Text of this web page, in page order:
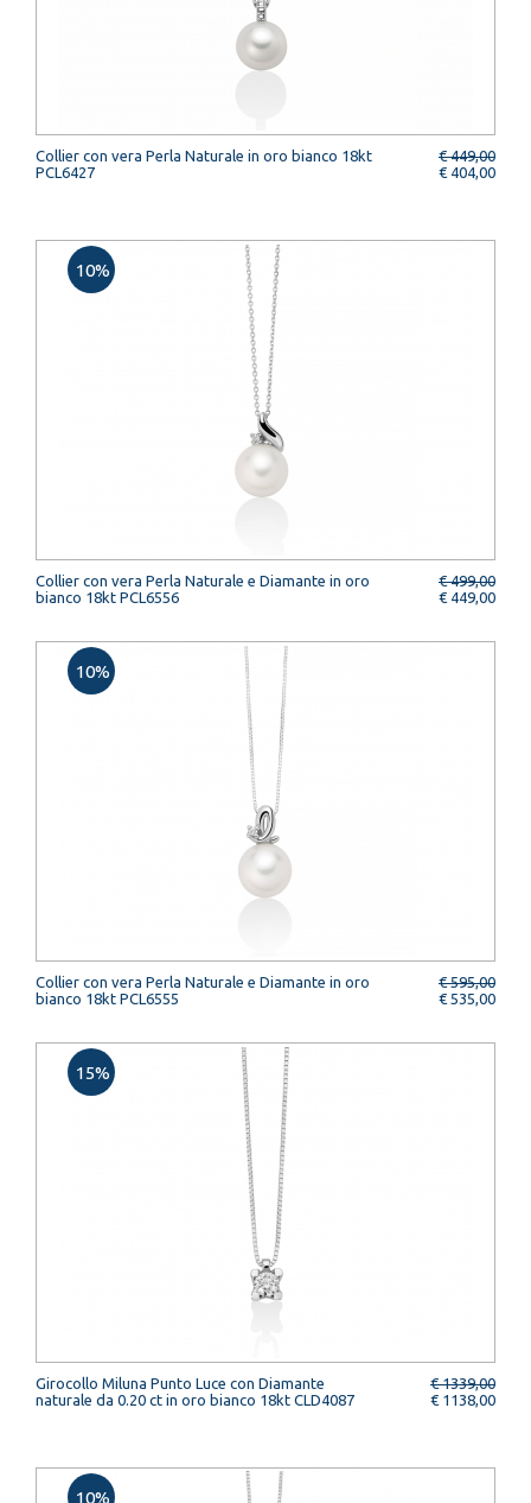
Collier con vera Perla Naturale in oro bianco 18kt
PCL6427
€ 449,00
€ 404,00
Collier con vera Perla Naturale e Diamante in oro
bianco 18kt PCL6556
€ 499,00
€ 449,00
10%
Collier con vera Perla Naturale e Diamante in oro
bianco 18kt PCL6555
€ 595,00
€ 535,00
10%
Girocollo Miluna Punto Luce con Diamante
naturale da 0.20 ct in oro bianco 18kt CLD4087
€ 1339,00
€ 1138,00
15%
10%